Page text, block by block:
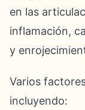
en las
inflamación,
y
Varios
incluyendo: